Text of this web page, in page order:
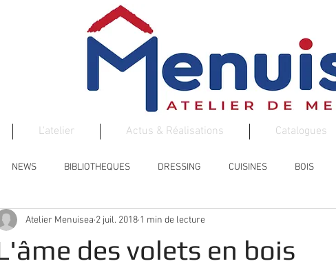
L'atelier Actus & Réalisations Catalogues
NEWS BIBLIOTHEQUES DRESSING CUISINES BOIS
PORTAIL BOIS ESCALIER AMENAGEMENTS DE VOS ENTREES
des volets en bois
Atelier Menuisea 2 juil. 2018 1 min de lecture